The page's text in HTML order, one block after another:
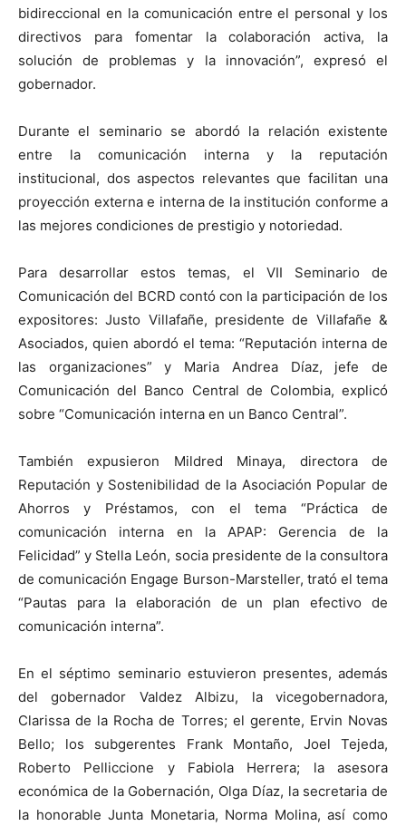
bidireccional en la comunicación entre el personal y los
directivos para fomentar la colaboración activa, la
solución de problemas y la innovación”, expresó el
gobernador.
Durante el seminario se abordó la relación existente
entre la comunicación interna y la reputación
institucional, dos aspectos relevantes que facilitan una
proyección externa e interna de la institución conforme a
las mejores condiciones de prestigio y notoriedad.
Para desarrollar estos temas, el VII Seminario de
Comunicación del BCRD contó con la participación de los
expositores: Justo Villafañe, presidente de Villafañe &
Asociados, quien abordó el tema: “Reputación interna de
las organizaciones” y Maria Andrea Díaz, jefe de
Comunicación del Banco Central de Colombia, explicó
sobre “Comunicación interna en un Banco Central”.
También expusieron Mildred Minaya, directora de
Reputación y Sostenibilidad de la Asociación Popular de
Ahorros y Préstamos, con el tema “Práctica de
comunicación interna en la APAP: Gerencia de la
Felicidad” y Stella León, socia presidente de la consultora
de comunicación Engage Burson-Marsteller, trató el tema
“Pautas para la elaboración de un plan efectivo de
comunicación interna”.
En el séptimo seminario estuvieron presentes, además
del gobernador Valdez Albizu, la vicegobernadora,
Clarissa de la Rocha de Torres; el gerente, Ervin Novas
Bello; los subgerentes Frank Montaño, Joel Tejeda,
Roberto Pelliccione y Fabiola Herrera; la asesora
económica de la Gobernación, Olga Díaz, la secretaria de
la honorable Junta Monetaria, Norma Molina, así como